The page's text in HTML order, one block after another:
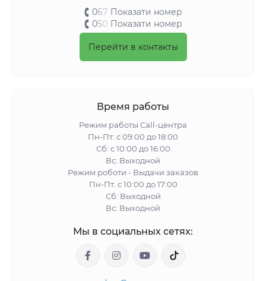
067 Показати номер
050 Показати номер
Перейти в контакты
Время работы
Режим работы Call-центра
Пн-Пт: с 09:00 до 18:00
Сб: с 10:00 до 16:00
Вс: Выходной
Режим роботи - Выдачи заказов
Пн-Пт: с 10:00 до 17:00
Сб: Выходной
Вс: Выходной
Мы в социальных сетях: